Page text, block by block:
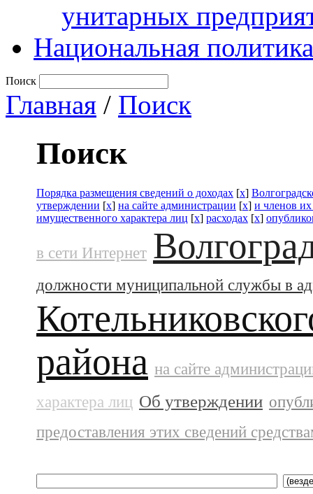
унитарных
Национальная политика
Поиск
Главная / Поиск
Поиск
Порядка размещения сведений о доходах [x]
утверждении [x] на сайте администрации [x] и членов
имущественного характера лиц [x] расходах [x]
в сети Интернет
должности муниципальной службы в
района на сайте
характера лиц Об утверждении
предоставления этих сведений